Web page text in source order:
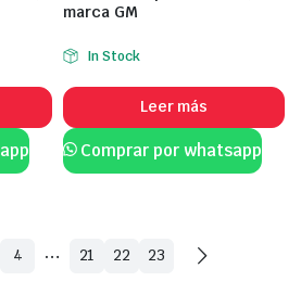
marca GM
In Stock
Leer más
Comprar por whatsapp
4 … 21 22 23